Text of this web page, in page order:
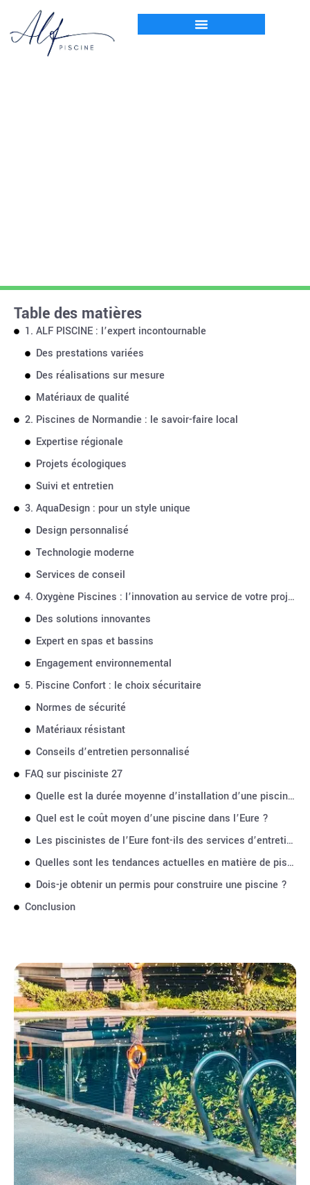
Table des matières
1. ALF PISCINE : l’expert incontournable
Des prestations variées
Des réalisations sur mesure
Matériaux de qualité
2. Piscines de Normandie : le savoir-faire local
Expertise régionale
Projets écologiques
Suivi et entretien
3. AquaDesign : pour un style unique
Design personnalisé
Technologie moderne
Services de conseil
4. Oxygène Piscines : l’innovation au service de votre projet
Des solutions innovantes
Expert en spas et bassins
Engagement environnemental
5. Piscine Confort : le choix sécuritaire
Normes de sécurité
Matériaux résistant
Conseils d’entretien personnalisé
FAQ sur pisciniste 27
Quelle est la durée moyenne d’installation d’une piscine ?
Quel est le coût moyen d’une piscine dans l’Eure ?
Les piscinistes de l’Eure font-ils des services d’entretien ?
Quelles sont les tendances actuelles en matière de piscines ?
Dois-je obtenir un permis pour construire une piscine ?
Conclusion